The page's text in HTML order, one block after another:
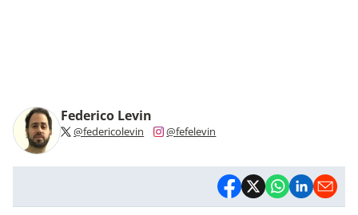
Federico Levin
@federicolevin @fefelevin